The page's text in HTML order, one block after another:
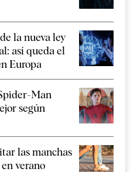
la nueva ley
así queda el
Europa
Man
según
las manchas
verano